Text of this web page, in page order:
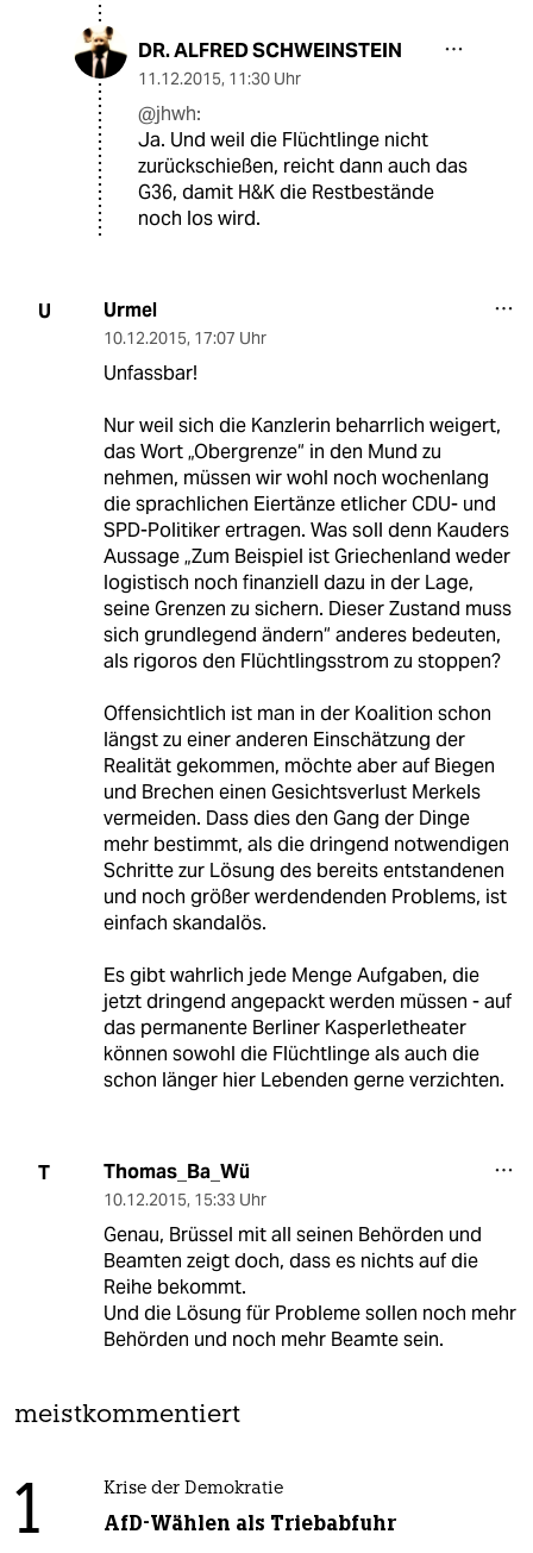
DR. ALFRED SCHWEINSTEIN
11.12.2015, 11:30 Uhr
@jhwh:
Ja. Und weil die Flüchtlinge nicht
zurückschießen, reicht dann auch das
G36, damit H&K die Restbestände
noch los wird.
U Urmel
10.12.2015, 17:07 Uhr
Unfassbar!
Nur weil sich die Kanzlerin beharrlich weigert,
das Wort „Obergrenze“ in den Mund zu
nehmen, müssen wir wohl noch wochenlang
die sprachlichen Eiertänze etlicher CDU- und
SPD-Politiker ertragen. Was soll denn Kauders
Aussage „Zum Beispiel ist Griechenland weder
logistisch noch finanziell dazu in der Lage,
seine Grenzen zu sichern. Dieser Zustand muss
sich grundlegend ändern“ anderes bedeuten,
als rigoros den Flüchtlingsstrom zu stoppen?
Offensichtlich ist man in der Koalition schon
längst zu einer anderen Einschätzung der
Realität gekommen, möchte aber auf Biegen
und Brechen einen Gesichtsverlust Merkels
vermeiden. Dass dies den Gang der Dinge
mehr bestimmt, als die dringend notwendigen
Schritte zur Lösung des bereits entstandenen
und noch größer werdendenden Problems, ist
einfach skandalös.
Es gibt wahrlich jede Menge Aufgaben, die
jetzt dringend angepackt werden müssen - auf
das permanente Berliner Kasperletheater
können sowohl die Flüchtlinge als auch die
schon länger hier Lebenden gerne verzichten.
T Thomas_Ba_Wü
10.12.2015, 15:33 Uhr
Genau, Brüssel mit all seinen Behörden und
Beamten zeigt doch, dass es nichts auf die
Reihe bekommt.
Und die Lösung für Probleme sollen noch mehr
Behörden und noch mehr Beamte sein.
meistkommentiert
1 Krise der Demokratie
AfD-Wählen als Triebabfuhr